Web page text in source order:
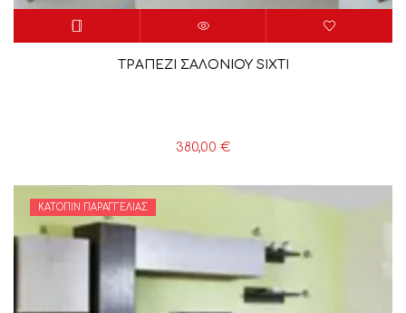
ΤΡΑΠΕΖΙ ΣΑΛΟΝΙΟΥ SIXTI
380,00 €
ΚΑΤΌΠΙΝ ΠΑΡΑΓΓΕΛΊΑΣ